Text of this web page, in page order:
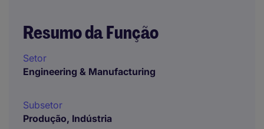
Resumo da Função
Setor
Engineering & Manufacturing
Subsetor
Produção, Indústria